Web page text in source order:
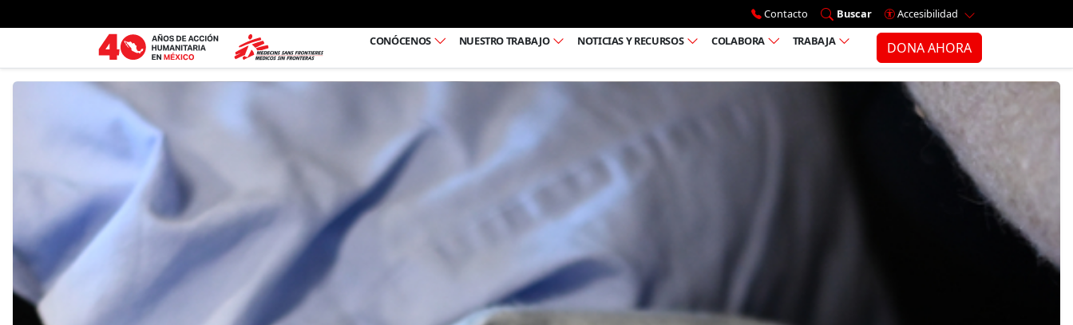
Ir al menú principal
Contacto Buscar
Accesibilidad
CONÓCENOS
NUESTRO TRABAJO NOTICIAS Y RECURSOS COLABORA TRABAJA DONA AHORA